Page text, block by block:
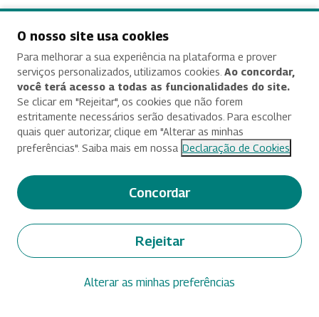
Contratação de serviço técnico profissional especializado,
de natureza predominantemente intelectual, para atuação
em Facilitação de Oficinas, no âmbito do projeto "ENAP
Aqui", a serem realizados presencialmente, com vistas à
condução da oficina "Enap Aqui! Orçamento e Finanças"
Inexigibilidade nº 110/2026
(abre em nova aba)
Contratação de serviço de capacitação no "Programa
Paul H. O´Neill Escola de Assuntos Públicos e Ambientais
da Universidade de Indiana (UI), em parceria com a
Fundação Escola Nacional de Administração Pública (Enap),
no âmbito dos Ciclos Internacionais de Desenvolvimento
de Altas Lideranças de 2026 da Enap.
Inexigibilidade nº 114/2026
O nosso site usa cookies
Para melhorar a sua experiência na plataforma e prover
serviços personalizados, utilizamos cookies. Ao concordar,
você terá acesso a todas as funcionalidades do site.
Se clicar em "Rejeitar", os cookies que não forem
estritamente necessários serão desativados. Para escolher
quais quer autorizar, clique em "Alterar as minhas
preferências". Saiba mais em nossa Declaração de Cookies
Concordar
Rejeitar
Alterar as minhas preferências